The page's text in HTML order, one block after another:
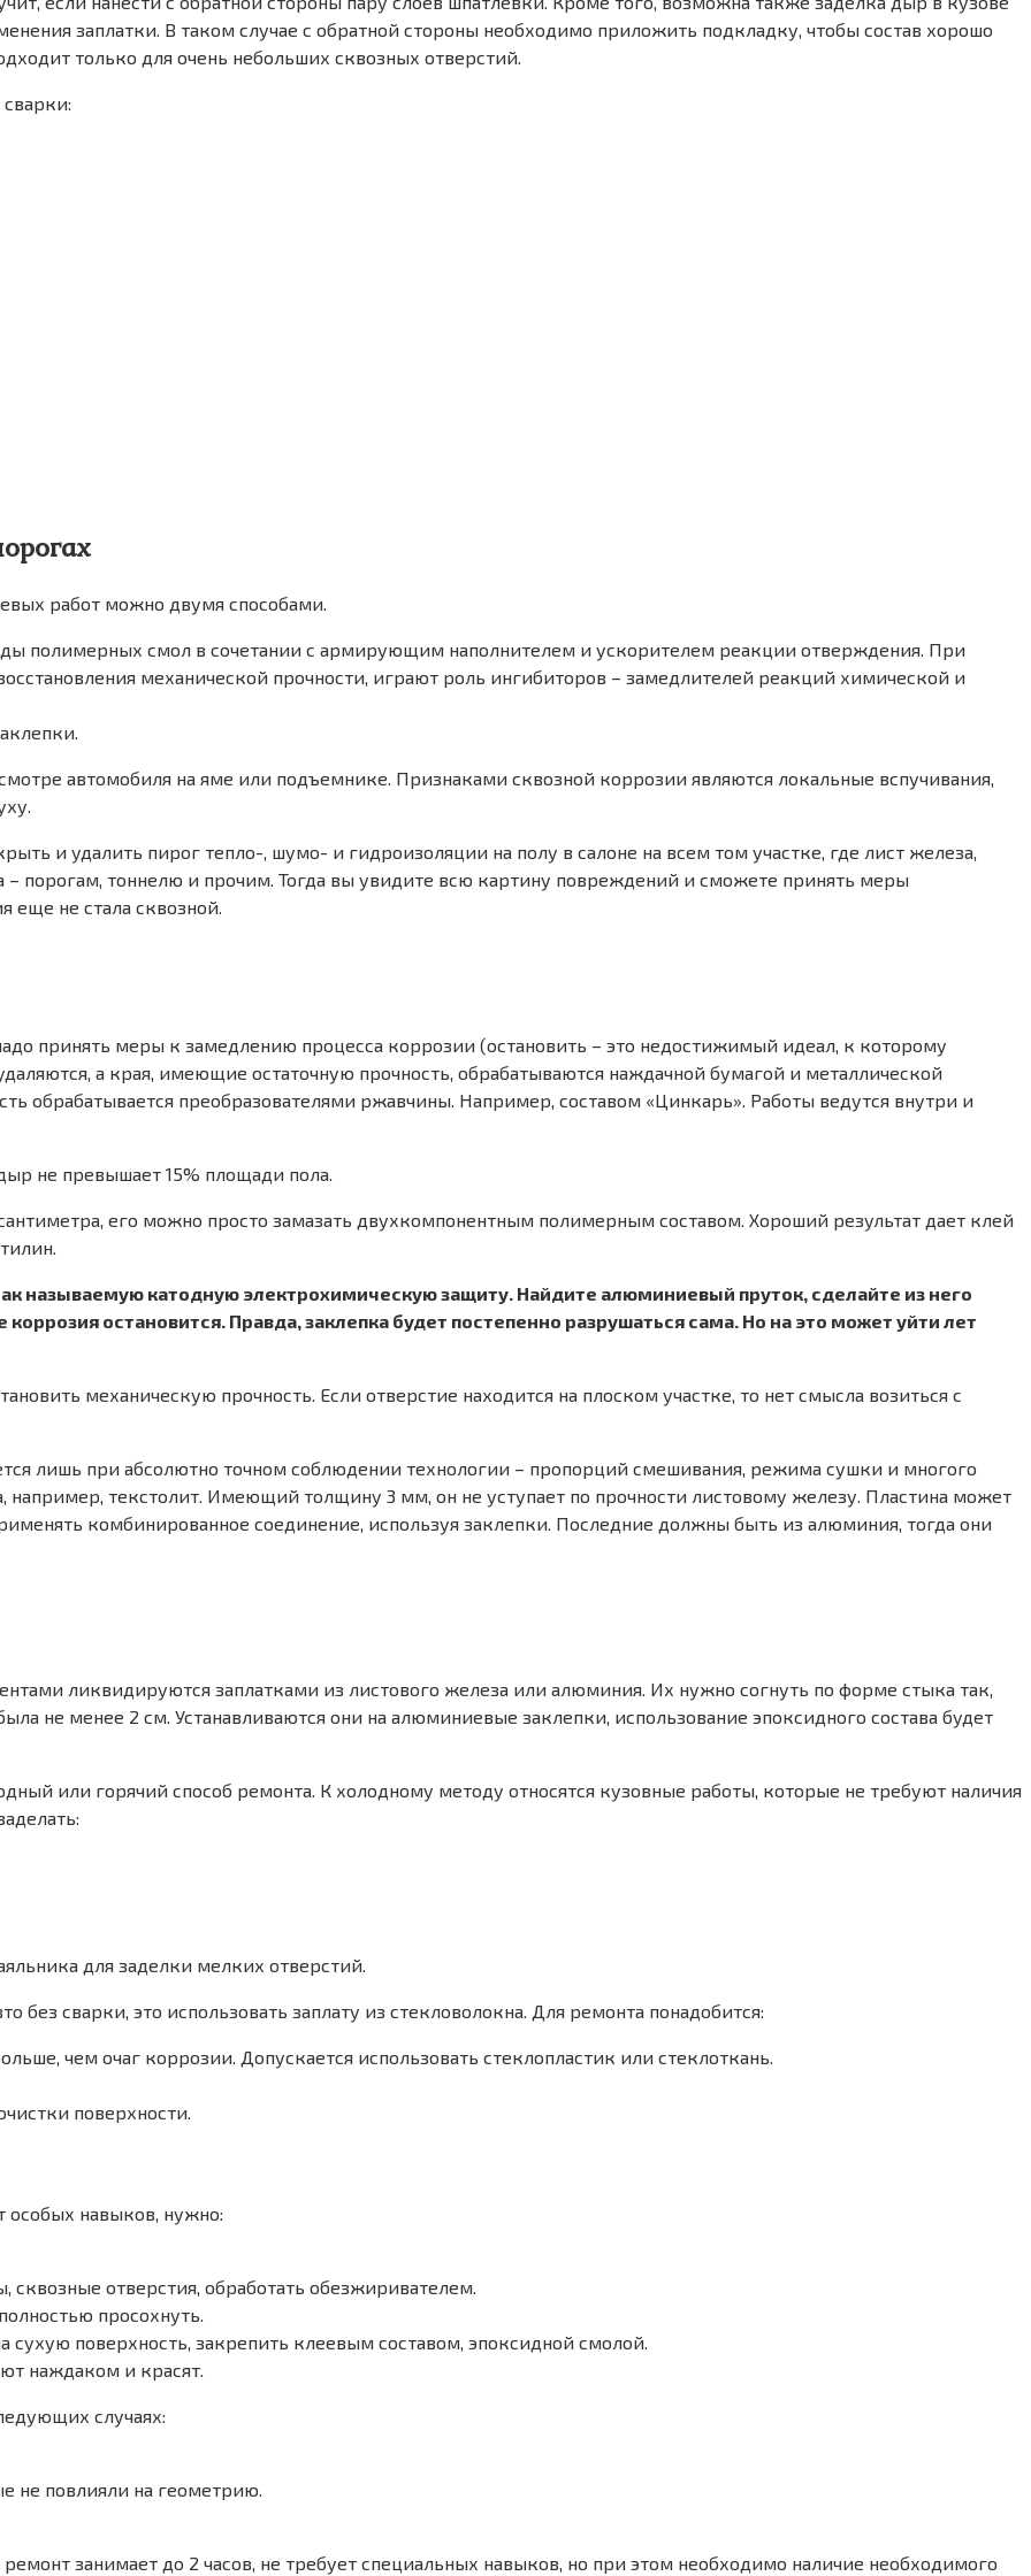
заплатки. В таком случае с обратной стороны необходимо приложить подкладку, чтобы состав хорошо
только для очень небольших сквозных отверстий.
работ можно двумя способами.
полимерных смол в сочетании с армирующим наполнителем и ускорителем реакции отверждения. При
механической прочности, играют роль ингибиторов – замедлителей реакций химической и
автомобиля на яме или подъемнике. Признаками сквозной коррозии являются локальные вспучивания,
и удалить пирог тепло-, шумо- и гидроизоляции на полу в салоне на всем том участке, где лист железа,
порогам, тоннелю и прочим. Тогда вы увидите всю картину повреждений и сможете принять меры
еще не стала сквозной.
принять меры к замедлению процесса коррозии (остановить – это недостижимый идеал, к которому
а края, имеющие остаточную прочность, обрабатываются наждачной бумагой и металлической
обрабатывается преобразователями ржавчины. Например, составом «Цинкарь». Работы ведутся внутри и
не превышает 15% площади пола.
его можно просто замазать двухкомпонентным полимерным составом. Хороший результат дает клей
называемую катодную электрохимическую защиту. Найдите алюминиевый пруток, сделайте из него
остановится. Правда, заклепка будет постепенно разрушаться сама. Но на это может уйти лет
механическую прочность. Если отверстие находится на плоском участке, то нет смысла возиться с
лишь при абсолютно точном соблюдении технологии – пропорций смешивания, режима сушки и многого
например, текстолит. Имеющий толщину 3 мм, он не уступает по прочности листовому железу. Пластина может
комбинированное соединение, используя заклепки. Последние должны быть из алюминия, тогда они
ликвидируются заплатками из листового железа или алюминия. Их нужно согнуть по форме стыка так,
не менее 2 см. Устанавливаются они на алюминиевые заклепки, использование эпоксидного состава будет
или горячий способ ремонта. К холодному методу относятся кузовные работы, которые не требуют наличия
для заделки мелких отверстий.
без сварки, это использовать заплату из стекловолокна. Для ремонта понадобится:
чем очаг коррозии. Допускается использовать стеклопластик или стеклоткань.
поверхности.
особых навыков, нужно:
отверстия, обработать обезжиривателем.
просохнуть.
поверхность, закрепить клеевым составом, эпоксидной смолой.
наждаком и красят.
случаях:
не повлияли на геометрию.
занимает до 2 часов, не требует специальных навыков, но при этом необходимо наличие необходимого